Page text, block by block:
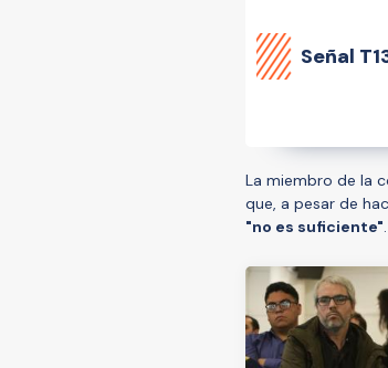
Señal
La miembro de la
que, a pesar de
"no es suficiente".